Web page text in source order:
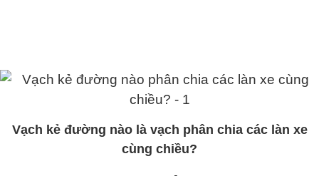
Vạch kẻ đường nào là vạch phân chia các làn xe
cùng chiều?